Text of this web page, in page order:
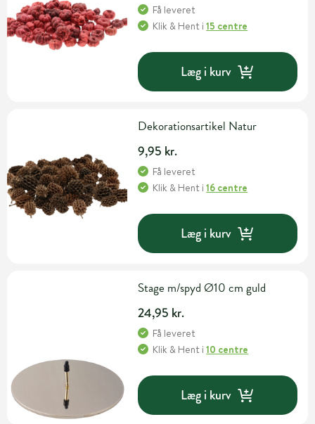
Få leveret
Klik & Hent i15 centre
Læg i kurv
Dekorationsartikel Natur
9,95 kr.
Få leveret
Klik & Hent i16 centre
Læg i kurv
Stage m/spyd Ø10 cm guld
24,95 kr.
Få leveret
Klik & Hent i10 centre
Læg i kurv